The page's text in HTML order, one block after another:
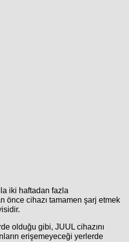
iki haftadan fazla
önce cihazı tamamen şarj etmek
olduğu gibi, JUUL cihazını
erişemeyeceği yerlerde